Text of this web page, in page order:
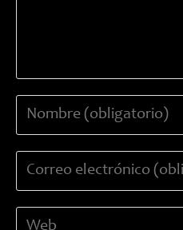
usuario
de